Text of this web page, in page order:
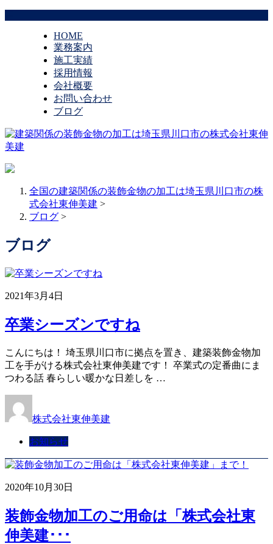
HOME
業務案内
施工実績
採用情報
会社概要
お問い合わせ
ブログ
全国の建築関係の装飾金物の加工は埼玉県川口市の株
式会社東伸美建 >
ブログ >
ブログ
2021年3月4日
卒業シーズンですね
こんにちは！ 埼玉県川口市に拠点を置き、建築装飾金物加
工を手がける株式会社東伸美建です！ 卒業式の定番曲にま
つわる話 春らしい暖かな日差しを …
株式会社東伸美建
お知らせ
2020年10月30日
装飾金物加工のご用命は「株式会社東
伸美建･･･